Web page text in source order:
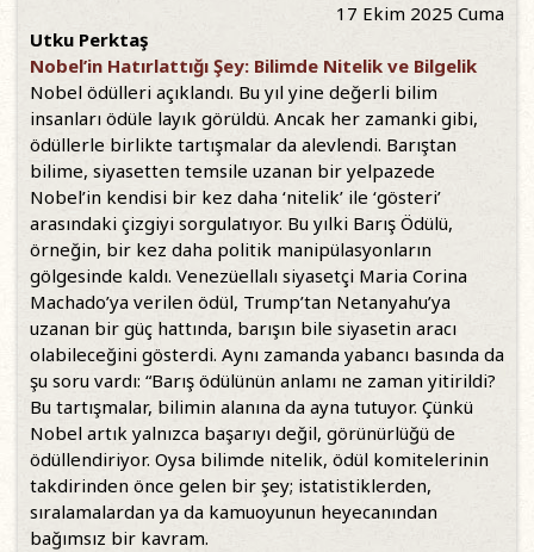
17 Ekim 2025 Cuma
Utku Perktaş
Nobel’in Hatırlattığı Şey: Bilimde Nitelik ve Bilgelik
Nobel ödülleri açıklandı. Bu yıl yine değerli bilim
insanları ödüle layık görüldü. Ancak her zamanki gibi,
ödüllerle birlikte tartışmalar da alevlendi. Barıştan
bilime, siyasetten temsile uzanan bir yelpazede
Nobel’in kendisi bir kez daha ‘nitelik’ ile ‘gösteri’
arasındaki çizgiyi sorgulatıyor. Bu yılki Barış Ödülü,
örneğin, bir kez daha politik manipülasyonların
gölgesinde kaldı. Venezüellalı siyasetçi Maria Corina
Machado’ya verilen ödül, Trump’tan Netanyahu’ya
uzanan bir güç hattında, barışın bile siyasetin aracı
olabileceğini gösterdi. Aynı zamanda yabancı basında da
şu soru vardı: “Barış ödülünün anlamı ne zaman yitirildi?
Bu tartışmalar, bilimin alanına da ayna tutuyor. Çünkü
Nobel artık yalnızca başarıyı değil, görünürlüğü de
ödüllendiriyor. Oysa bilimde nitelik, ödül komitelerinin
takdirinden önce gelen bir şey; istatistiklerden,
sıralamalardan ya da kamuoyunun heyecanından
bağımsız bir kavram.